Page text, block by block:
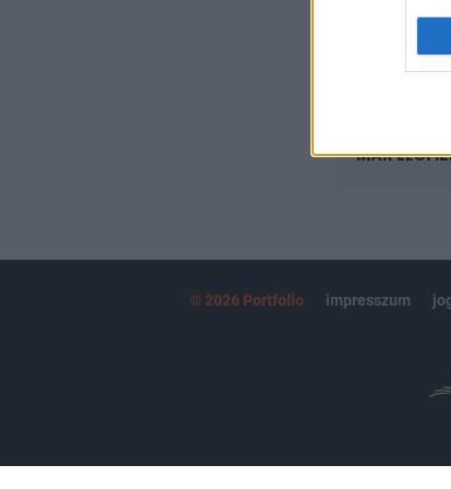
MÁR
© 2026 Portfolio impresszum